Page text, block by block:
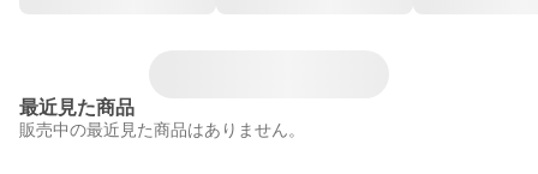
最近見た商品
販売中の最近見た商品はありません。